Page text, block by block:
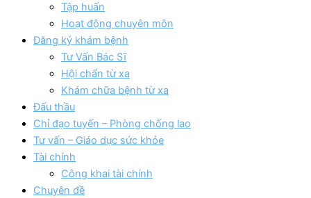
Tập huấn
Hoạt động chuyên môn
Đăng ký khám bệnh
Tư Vấn Bác Sĩ
Hội chẩn từ xa
Khám chữa bệnh từ xa
Đấu thầu
Chỉ đạo tuyến – Phòng chống lao
Tư vấn – Giáo dục sức khỏe
Tài chính
Công khai tài chính
Chuyên đề